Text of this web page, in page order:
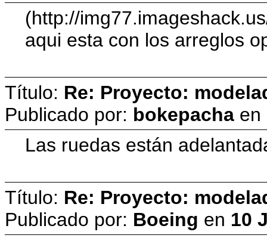
(http://
aqui esta con los arreglos
Título: Re: Proyecto:
Publicado por: bokepacha en
Las ruedas están
Título: Re: Proyecto:
Publicado por: Boeing en 10